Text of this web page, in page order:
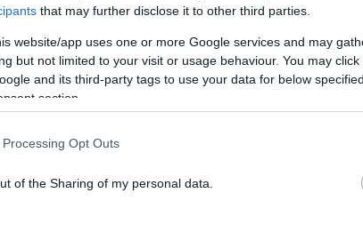
that may further disclose it to other third parties.
website/app uses one or more Google services and may
but not limited to your visit or usage behaviour. You may
and its third-party tags to use your data for below
section.
Opt Outs
of the Sharing of my personal data.
Bloom Project: Το νέο beach bar –
restaurant της Α’ Πλαζ Βούλας